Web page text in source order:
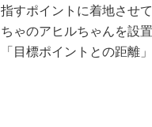
指すポイントに着地させ
ちゃのアヒルちゃんを設
「目標ポイントとの距離